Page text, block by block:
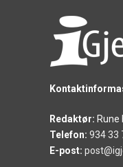
Redaktør: Rune
Telefon: 934 33
E-post: